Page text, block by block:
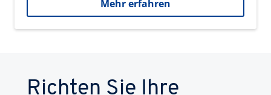
Mehr erfahren
Richten Sie Ihre